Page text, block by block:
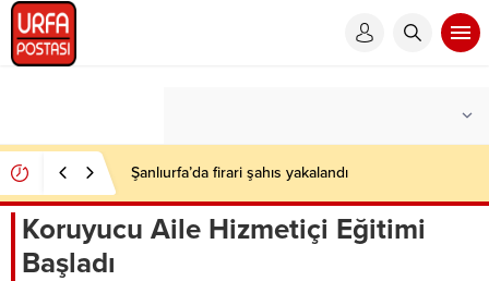
Şanlıurfa’da firari şahıs yakalandı
Koruyucu Aile Hizmetiçi Eğitimi
Başladı